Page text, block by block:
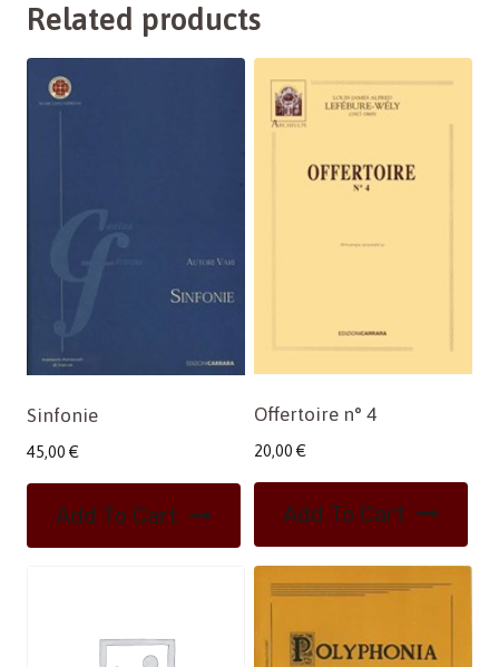
Related products
Sinfonie
45,00 €
Add To Cart
Offertoire n° 4
20,00 €
Add To Cart